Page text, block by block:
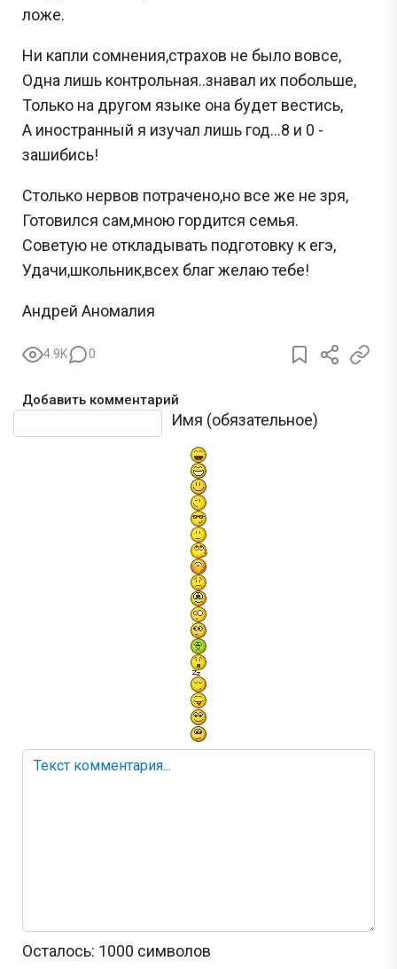
ложе.
Ни капли сомнения,страхов не было вовсе,
Одна лишь контрольная..знавал их побольше,
Только на другом языке она будет вестись,
А иностранный я изучал лишь год...8 и 0 -
зашибись!
Столько нервов потрачено,но все же не зря,
Готовился сам,мною гордится семья.
Советую не откладывать подготовку к егэ,
Удачи,школьник,всех благ желаю тебе!
Андрей Аномалия
4.9K 0
Добавить комментарий
Имя (обязательное)
Осталось: 1000 символов